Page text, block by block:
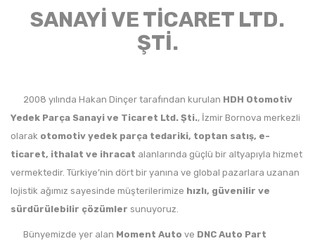
SANAYİ VE TİCARET LTD.
ŞTİ.
2008 yılında Hakan Dinçer tarafından kurulan HDH Otomotiv
Yedek Parça Sanayi ve Ticaret Ltd. Şti., İzmir Bornova merkezli
olarak otomotiv yedek parça tedariki, toptan satış, e-
ticaret, ithalat ve ihracat alanlarında güçlü bir altyapıyla hizmet
vermektedir. Türkiye’nin dört bir yanına ve global pazarlara uzanan
lojistik ağımız sayesinde müşterilerimize hızlı, güvenilir ve
sürdürülebilir çözümler sunuyoruz.
Bünyemizde yer alan Moment Auto ve DNC Auto Part